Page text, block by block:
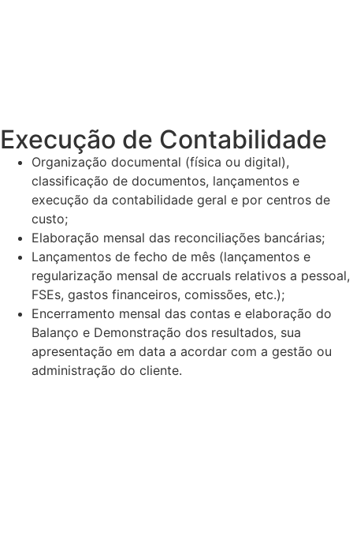
Execução de Contabilidade
Organização documental (física ou digital),
classificação de documentos, lançamentos e
execução da contabilidade geral e por centros de
custo;
Elaboração mensal das reconciliações bancárias;
Lançamentos de fecho de mês (lançamentos e
regularização mensal de accruals relativos a pessoal,
FSEs, gastos financeiros, comissões, etc.);
Encerramento mensal das contas e elaboração do
Balanço e Demonstração dos resultados, sua
apresentação em data a acordar com a gestão ou
administração do cliente.